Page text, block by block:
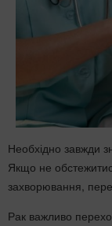
Необхідно завжди
Якщо не
захворювання,
Рак важливо